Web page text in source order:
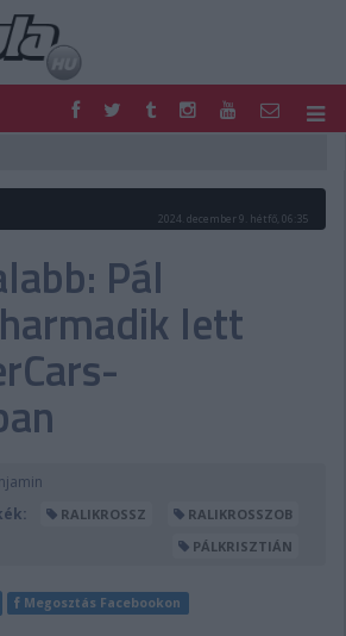
MOTOR
SHOP
TIPPJÁTÉK
PONTÁLLÁSOK
2024. december 9. hétfő, 06:35
Pál
lett
RALIKROSSZ
RALIKROSSZOB
PÁLKRISZTIÁN
Megosztás Facebookon